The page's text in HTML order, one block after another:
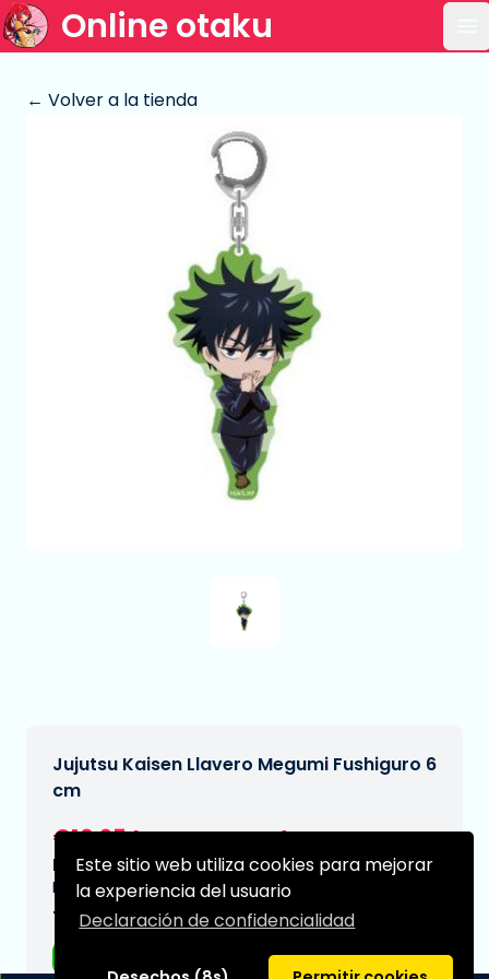
Este sitio web utiliza cookies para mejorar
la experiencia del usuario
Declaración de confidencialidad
Online otaku
← Volver a la tienda
Jujutsu Kaisen Llavero Megumi Fushiguro 6
cm
€10,95
Fecha de entrega prevista:
N/A
Tipo: